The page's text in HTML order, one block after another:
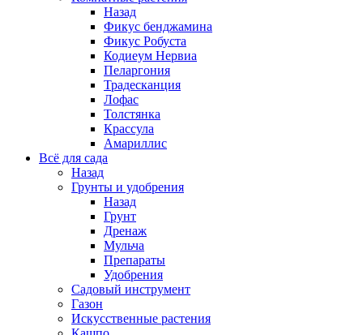
Назад
Фикус бенджамина
Фикус Робуста
Кодиеум Нервиа
Пеларгония
Традесканция
Лофас
Толстянка
Крассула
Амариллис
Всё для сада
Назад
Грунты и удобрения
Назад
Грунт
Дренаж
Мульча
Препараты
Удобрения
Садовый инструмент
Газон
Искусственные растения